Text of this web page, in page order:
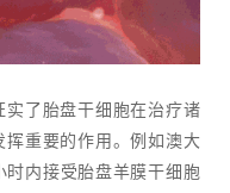
了胎盘干细胞在治疗诸
重要的作用。例如澳大
时内接受胎盘羊膜干细胞